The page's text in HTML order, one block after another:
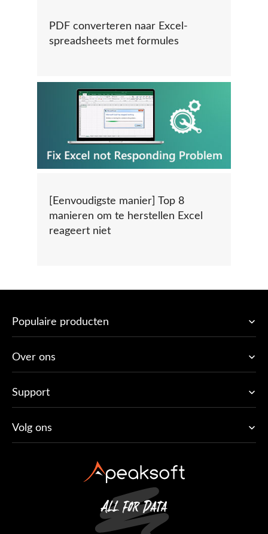
PDF converteren naar Excel-
spreadsheets met formules
[Eenvoudigste manier] Top 8
manieren om te herstellen Excel
reageert niet
Populaire producten
Over ons
Support
Volg ons